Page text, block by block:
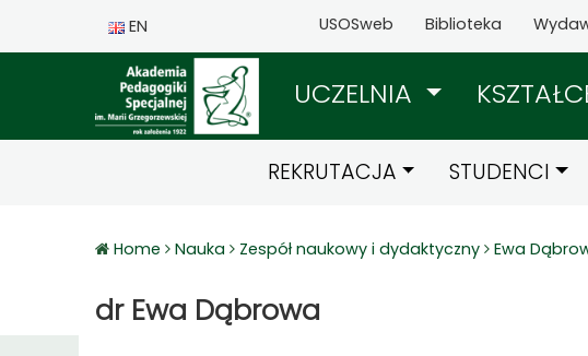
EN USOSweb Biblioteka
UCZELNIA
REKRUTACJA STUDENCI
Home Nauka Zespół naukowy i dydaktyczny Ewa
dr Ewa Dąbrowa